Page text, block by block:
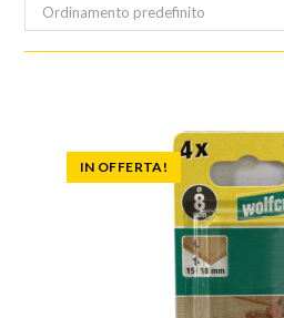
Ordinamento predefinito
IN OFFERTA!